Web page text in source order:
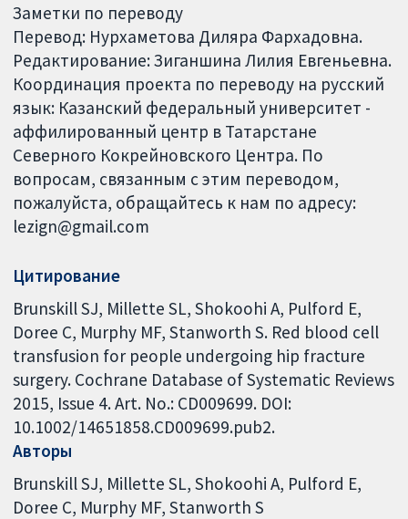
Заметки по переводу
Перевод: Нурхаметова Диляра Фархадовна.
Редактирование: Зиганшина Лилия Евгеньевна.
Координация проекта по переводу на русский
язык: Казанский федеральный университет -
аффилированный центр в Татарстане
Северного Кокрейновского Центра. По
вопросам, связанным с этим переводом,
пожалуйста, обращайтесь к нам по адресу:
lezign@gmail.com
Цитирование
Brunskill SJ, Millette SL, Shokoohi A, Pulford E,
Doree C, Murphy MF, Stanworth S. Red blood cell
transfusion for people undergoing hip fracture
surgery. Cochrane Database of Systematic Reviews
2015, Issue 4. Art. No.: CD009699. DOI:
10.1002/14651858.CD009699.pub2.
Авторы
Brunskill SJ Millette SL Shokoohi A Pulford E
Doree C Murphy MF Stanworth S